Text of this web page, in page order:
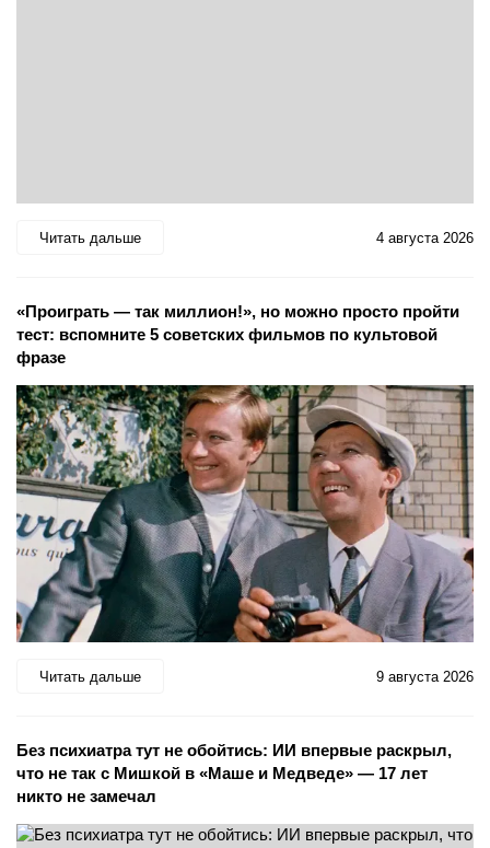
Читать дальше 4 августа 2026
«Проиграть — так миллион!», но можно просто пройти
тест: вспомните 5 советских фильмов по культовой
фразе
Читать дальше 9 августа 2026
Без психиатра тут не обойтись: ИИ впервые раскрыл,
что не так с Мишкой в «Маше и Медведе» — 17 лет
никто не замечал